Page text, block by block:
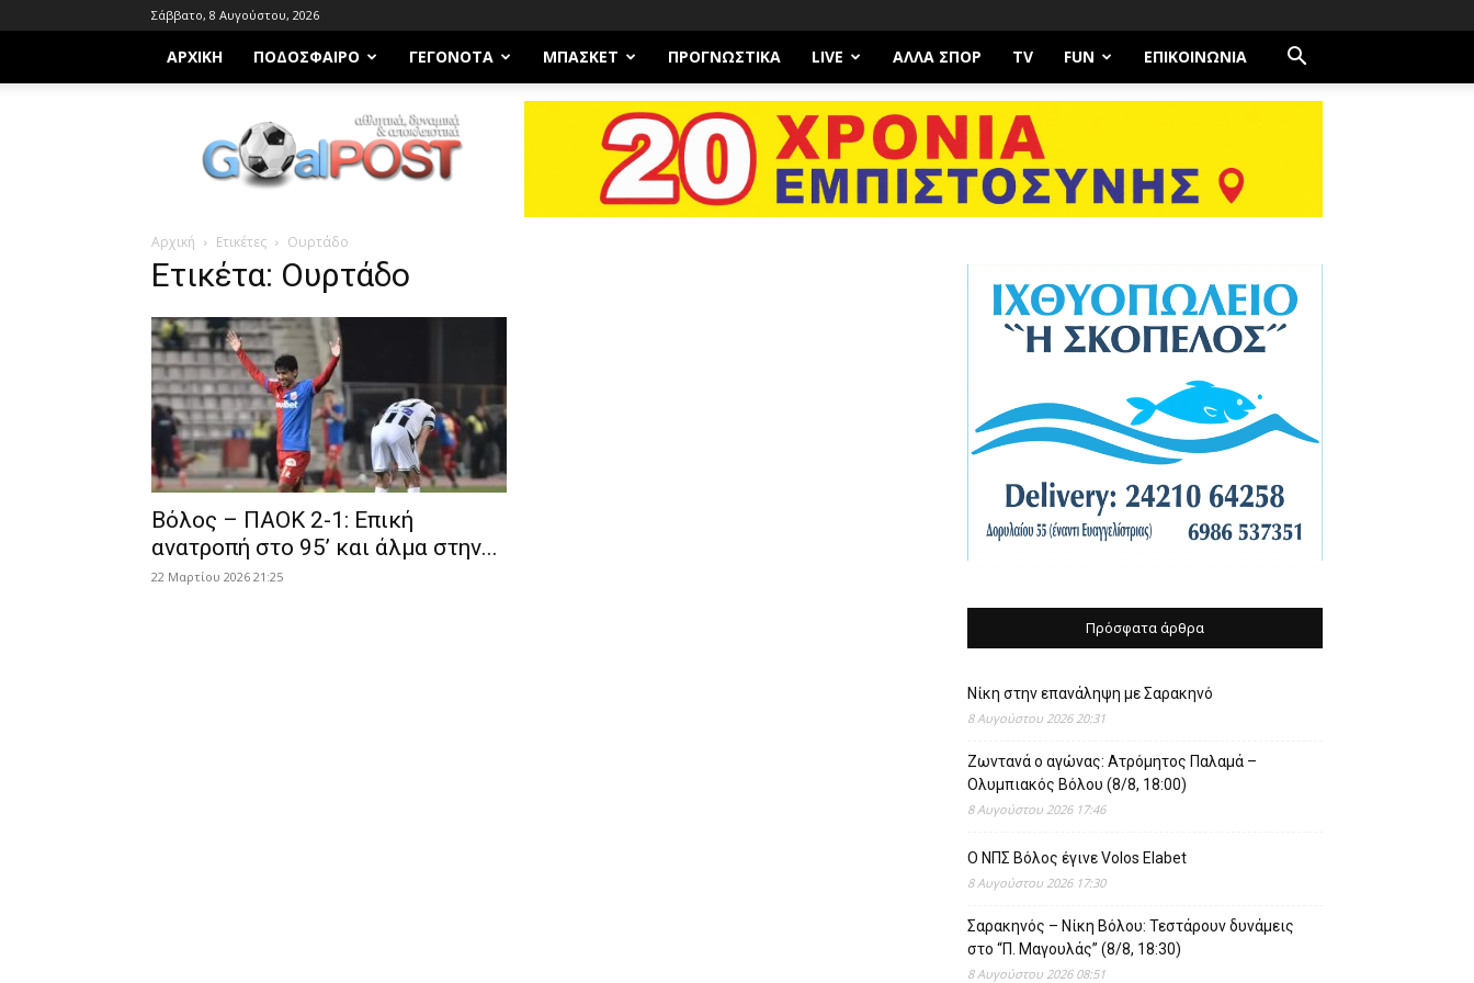
Σάββατο, 8 Αυγούστου, 2026
ΑΡΧΙΚΗ ΠΟΔΌΣΦΑΙΡΟ ΓΕΓΟΝΌΤΑ ΜΠΆΣΚΕΤ ΠΡΟΓΝΩΣΤΙΚΑ LIVE ΆΛΛΑ ΣΠΟΡ TV FUN ΕΠΙΚΟΙΝΩΝΊΑ
Goalpost.gr
Αρχική Ετικέτες Ουρτάδο
Ετικέτα: Ουρτάδο
Βόλος – ΠΑΟΚ 2-1: Επική
ανατροπή στο 95’ και άλμα στην...
22 Μαρτίου 2026 21:25
Πρόσφατα άρθρα
Νίκη στην επανάληψη με Σαρακηνό
8 Αυγούστου 2026 20:31
Ζωντανά ο αγώνας: Ατρόμητος Παλαμά –
Ολυμπιακός Βόλου (8/8, 18:00)
8 Αυγούστου 2026 17:46
O ΝΠΣ Βόλος έγινε Volos Elabet
8 Αυγούστου 2026 17:30
Σαρακηνός – Νίκη Βόλου: Τεστάρουν δυνάμεις
στο “Π. Μαγουλάς” (8/8, 18:30)
8 Αυγούστου 2026 08:51